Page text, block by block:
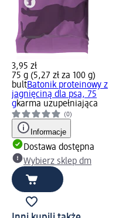
3,95 zł
75 g (5,27 zł za 100 g)
bultBatonik proteinowy z
jagnięciną dla psa, 75
gkarma uzupełniająca
(0)
Informacje
Dostawa dostępna
Wybierz sklep dm